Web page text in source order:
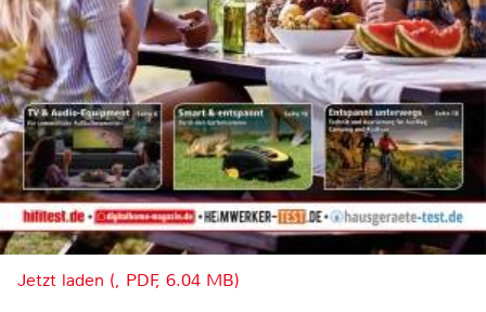
Jetzt laden (, PDF, 6.04 MB)